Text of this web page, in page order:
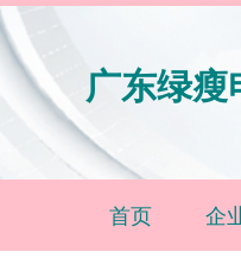
广东绿瘦
首页 企